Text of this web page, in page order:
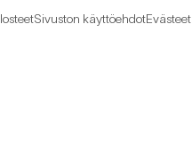
Sivuston käyttöehdotEvästeet